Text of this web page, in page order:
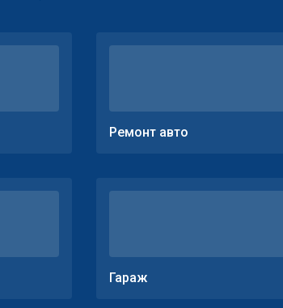
Ремонт авто
Гараж